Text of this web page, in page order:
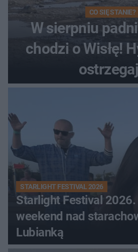
CO SIĘ STANIE?
W sierpniu
chodzi o Wisłę!
STARLIGHT FESTIVAL 2026
Starlight Festival
weekend nad
Lubianką